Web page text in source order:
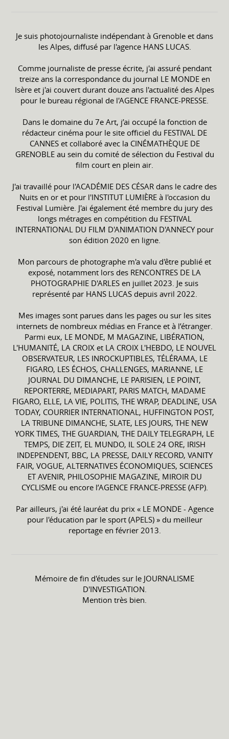
Je suis photojournaliste indépendant à Grenoble et dans
les Alpes, diffusé par l'agence HANS LUCAS.
Comme journaliste de presse écrite, j'ai assuré pendant
treize ans la correspondance du journal LE MONDE en
Isère et j'ai couvert durant douze ans l'actualité des Alpes
pour le bureau régional de l'AGENCE FRANCE-PRESSE.
Dans le domaine du 7e Art, j’ai occupé la fonction de
rédacteur cinéma pour le site officiel du FESTIVAL DE
CANNES et collaboré avec la CINÉMATHÈQUE DE
GRENOBLE au sein du comité de sélection du Festival du
film court en plein air.
J'ai travaillé pour l'ACADÉMIE DES CÉSAR dans le cadre des
Nuits en or et pour l'INSTITUT LUMIÈRE à l'occasion du
Festival Lumière. J'ai également été membre du jury des
longs métrages en compétition du FESTIVAL
INTERNATIONAL DU FILM D'ANIMATION D'ANNECY pour
son édition 2020 en ligne.
Mon parcours de photographe m'a valu d'être publié et
exposé, notamment lors des RENCONTRES DE LA
PHOTOGRAPHIE D'ARLES en juillet 2023. Je suis
représenté par HANS LUCAS depuis avril 2022.
Mes images sont parues dans les pages ou sur les sites
internets de nombreux médias en France et à l’étranger.
Parmi eux, LE MONDE, M MAGAZINE, LIBÉRATION,
L'HUMANITÉ, LA CROIX et LA CROIX L'HEBDO, LE NOUVEL
OBSERVATEUR, LES INROCKUPTIBLES, TÉLÉRAMA, LE
FIGARO, LES ÉCHOS, CHALLENGES, MARIANNE, LE
JOURNAL DU DIMANCHE, LE PARISIEN, LE POINT,
REPORTERRE, MEDIAPART, PARIS MATCH, MADAME
FIGARO, ELLE, LA VIE, POLITIS, THE WRAP, DEADLINE, USA
TODAY, COURRIER INTERNATIONAL, HUFFINGTON POST,
LA TRIBUNE DIMANCHE, SLATE, LES JOURS, THE NEW
YORK TIMES, THE GUARDIAN, THE DAILY TELEGRAPH, LE
TEMPS, DIE ZEIT, EL MUNDO, IL SOLE 24 ORE, IRISH
INDEPENDENT, BBC, LA PRESSE, DAILY RECORD, VANITY
FAIR, VOGUE, ALTERNATIVES ÉCONOMIQUES, SCIENCES
ET AVENIR, PHILOSOPHIE MAGAZINE, MIROIR DU
CYCLISME ou encore l’AGENCE FRANCE-PRESSE (AFP).
Par ailleurs, j'ai été lauréat du prix « LE MONDE - Agence
pour l'éducation par le sport (APELS) » du meilleur
reportage en février 2013.
Mémoire de fin d'études sur le JOURNALISME
D'INVESTIGATION.
Mention très bien.